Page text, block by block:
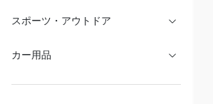
スポーツ・アウトドア
カー用品